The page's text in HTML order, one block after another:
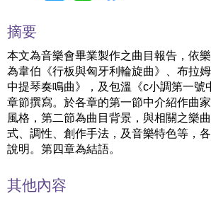
摘要
本文為音樂會畢業製作之曲目報告，依
為韋伯《行板與匈牙利輪旋曲》、布拉
中提琴奏鳴曲》，及包溫《c小調第一號
章節撰寫。於各章的第一節中介紹作曲
風格，第二節為曲目背景，與相關之樂
式、調性、創作手法，及音樂特色等，
說明。第四章為結語。
其他內容